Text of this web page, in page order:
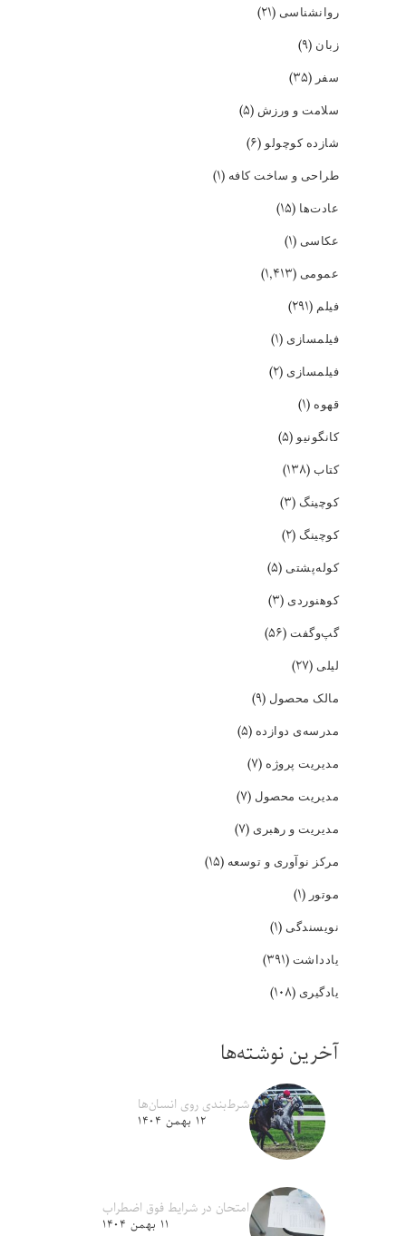
روانشناسی (۲۱)
زبان (۹)
سفر (۳۵)
سلامت و ورزش (۵)
شازده کوچولو(۶)
طراحی و ساخت کافه (۱)
عادت‌ها (۱۵)
عکاسی (۱)
عمومی (۱,۴۱۳)
فیلم (۲۹۱)
فیلمسازی (۱)
فیلمسازی (۲)
قهوه (۱)
کانگونیو(۵)
کتاب (۱۳۸)
کوچینگ (۳)
کوچینگ (۲)
کوله‌پشتی (۵)
کوهنوردی (۳)
گپ‌و‌گفت (۵۶)
لیلی (۲۷)
مالک محصول (۹)
مدرسه‌ی دوازده (۵)
مدیریت پروژه (۷)
مدیریت محصول (۷)
مدیریت و رهبری (۷)
مرکز نوآوری و توسعه (۱۵)
موتور (۱)
نویسندگی (۱)
یادداشت (۳۹۱)
یادگیری (۱۰۸)
آخرین نوشته‌ها
شرط‌بندی روی انسان‌ها
۱۲ بهمن ۱۴۰۴
امتحان در شرایط فوق اضطراب
۱۱ بهمن ۱۴۰۴